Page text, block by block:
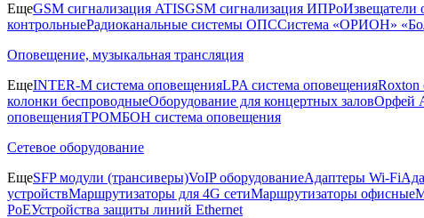
ЕщеGSM сигнализация ATISGSM сигнализация ИПРоИзвещатели
контрольныеРадиоканальные системы ОПССистема «ОРИОН»
Оповещение, музыкальная трансляция
ЕщеINTER-M система оповещенияLPA система оповещенияRoxton
колонки беспроводныеОборудование для концертных заловОрфей
оповещенияТРОМБОН система оповещения
Сетевое оборудование
ЕщеSFP модули (трансиверы)VoIP оборудованиеАдаптеры Wi-Fi
устройствМаршрутизаторы для 4G сетиМаршрутизаторы офисные
PoEУстройства защиты линий Ethernet